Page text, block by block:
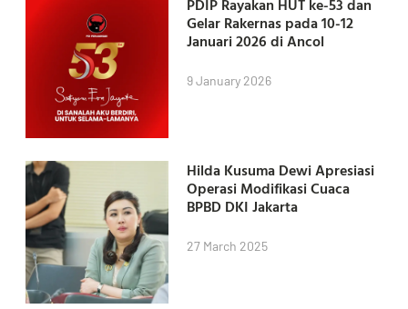
PDIP Rayakan HUT ke-53 dan
Gelar Rakernas pada 10-12
Januari 2026 di Ancol
9 January 2026
Hilda Kusuma Dewi Apresiasi
Operasi Modifikasi Cuaca
BPBD DKI Jakarta
27 March 2025